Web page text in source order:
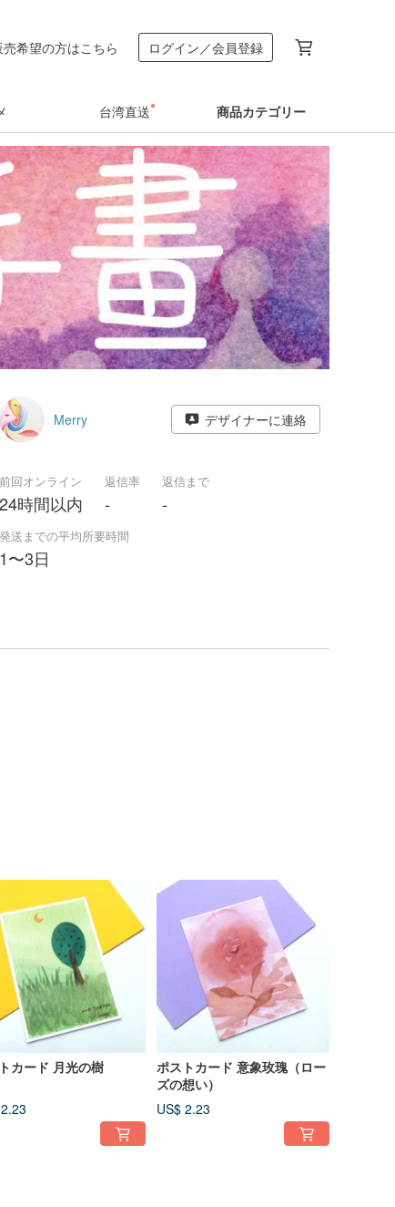
売希望の方はこちら ログイン／会員登録
台湾直送 商品カテゴリー
Merry デザイナーに連絡
前回オンライン
24時間以内
返信率
-
返信まで
-
発送までの平均所要時間
1〜3日
カード 月光の樹
ポストカード 意象玫瑰（ロー
ズの想い）
US$ 2.23